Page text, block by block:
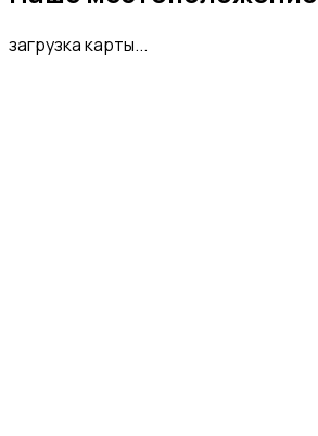
загрузка карты...